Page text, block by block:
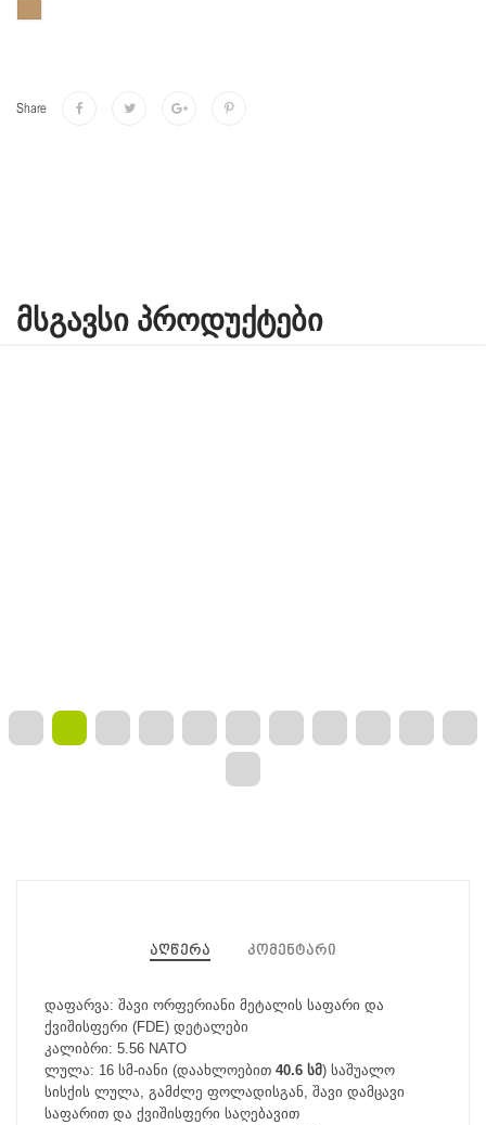
Share
ᲛᲡᲒᲐᲕᲡᲘ ᲞᲠᲝᲓᲣᲥᲢᲔᲑᲘ
აღწერა კომენტარი
დაფარვა: შავი ორფერიანი მეტალის საფარი და
ქვიშისფერი (FDE) დეტალები
კალიბრი: 5.56 NATO
ლულა: 16 სმ-იანი (დაახლოებით 40.6 სმ) საშუალო
სისქის ლულა, გამძლე ფოლადისგან, შავი დამცავი
საფარით და ქვიშისფერი საღებავით